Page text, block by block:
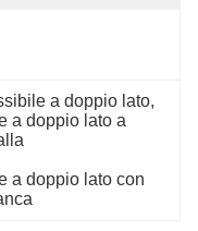
a doppio lato,
a doppio lato a
a doppio lato con